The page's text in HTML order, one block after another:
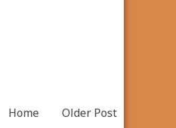
Older Post
Home